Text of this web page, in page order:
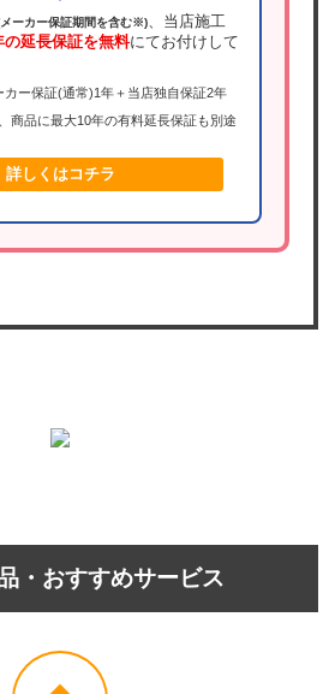
ーカー保証期間を含む※)、当店施工
の延長保証を無料にてお付けして
ー保証(通常)1年＋当店独自保証2年
商品に最大10年の有料延長保証も別途
詳しくはコチラ
・おすすめサービス